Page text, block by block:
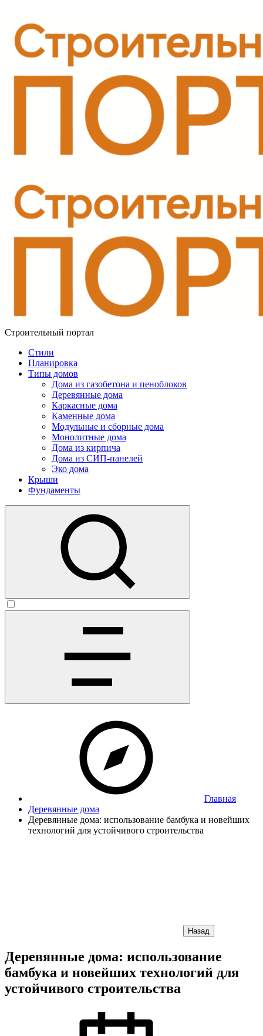
Строительный портал
Стили
Планировка
Типы домов
Дома из газобетона и пеноблоков
Деревянные дома
Каркасные дома
Каменные дома
Модульные и сборные дома
Монолитные дома
Дома из кирпича
Дома из СИП-панелей
Эко дома
Крыши
Фундаменты
Главная
Деревянные дома
Деревянные дома: использование бамбука и новейших
технологий для устойчивого строительства
Назад
Деревянные дома: использование
бамбука и новейших технологий для
устойчивого строительства